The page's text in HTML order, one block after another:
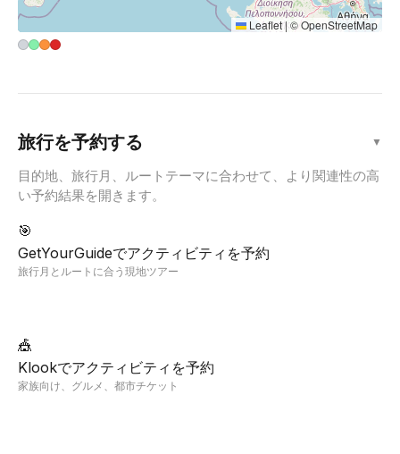
Leaflet|©OpenStreetMap
旅行を予約する ▼
目的地、旅行月、ルートテーマに合わせて、より関連性の高
い予約結果を開きます。
🎯
GetYourGuideでアクティビティを予約
旅行月とルートに合う現地ツアー
🎪
Klookでアクティビティを予約
家族向け、グルメ、都市チケット